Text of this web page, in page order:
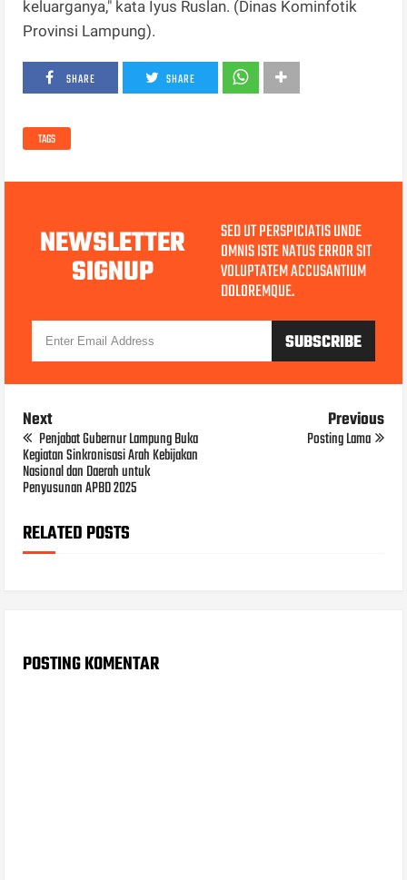
keluarganya," kata Iyus Ruslan. (Dinas Kominfotik
Provinsi Lampung).
SHARE SHARE
TAGS
NEWSLETTER
SIGNUP
SED UT PERSPICIATIS UNDE
OMNIS ISTE NATUS ERROR SIT
VOLUPTATEM ACCUSANTIUM
DOLOREMQUE.
Next
Penjabat Gubernur Lampung Buka
Kegiatan Sinkronisasi Arah Kebijakan
Nasional dan Daerah untuk
Penyusunan APBD 2025
Previous
Posting Lama
RELATED POSTS
POSTING KOMENTAR